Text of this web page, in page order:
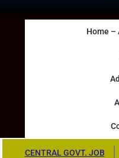
Home –
CENTRAL GOVT. JOB